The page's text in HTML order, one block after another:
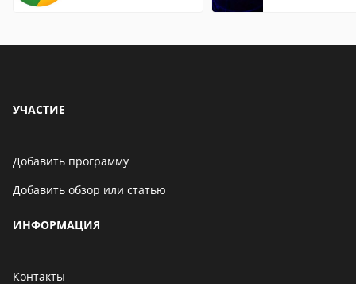
УЧАСТИЕ
Добавить программу
Добавить обзор или статью
ИНФОРМАЦИЯ
Контакты